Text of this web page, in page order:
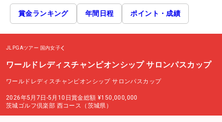
賞金ランキング 年間日程 ポイント・成績
JLPGAツアー 国内女子
ワールドレディスチャンピオンシップ サロンパスカップ
ワールドレディスチャンピオンシップ サロンパスカップ
2026年5月7日-5月10日賞金総額 ¥150,000,000
茨城ゴルフ倶楽部 西コース（茨城県）